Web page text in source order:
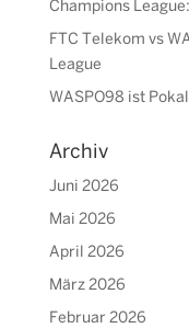
Champions
FTC Telekom vs
League
WASPO98 ist
Archiv
Juni 2026
Mai 2026
April 2026
März 2026
Februar 2026